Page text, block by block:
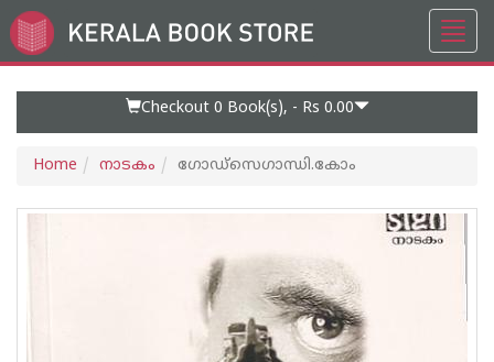
Go
to
Checkout 0 Book(s), - Rs 0.00
Home നാടകം ഗോഡ്സെഗാന്ധി.കോം